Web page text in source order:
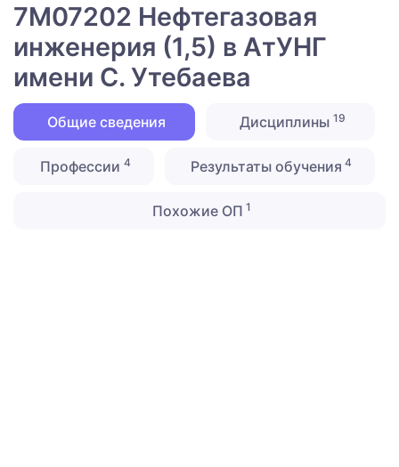
7M07202 Нефтегазовая
инженерия (1,5) в АтУНГ
имени С. Утебаева
Общие сведения Дисциплины 19
Профессии 4 Результаты обучения 4
Похожие ОП 1